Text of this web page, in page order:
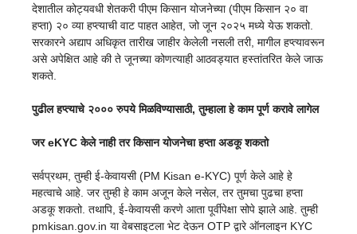
देशातील कोट्यवधी शेतकरी पीएम किसान योजनेच्या (पीएम किसान २० वा
हप्ता) २० व्या हप्त्याची वाट पाहत आहेत, जो जून २०२५ मध्ये येऊ शकतो.
सरकारने अद्याप अधिकृत तारीख जाहीर केलेली नसली तरी, मागील हप्त्यावरून
असे अपेक्षित आहे की ते जूनच्या कोणत्याही आठवड्यात हस्तांतरित केले जाऊ
शकते.
पुढील हप्त्याचे २००० रुपये मिळविण्यासाठी, तुम्हाला हे काम पूर्ण करावे लागेल
जर eKYC केले नाही तर किसान योजनेचा हप्ता अडकू शकतो
सर्वप्रथम, तुम्ही ई-केवायसी (PM Kisan e-KYC) पूर्ण केले आहे हे
महत्वाचे आहे. जर तुम्ही हे काम अजून केले नसेल, तर तुमचा पुढचा हप्ता
अडकू शकतो. तथापि, ई-केवायसी करणे आता पूर्वीपेक्षा सोपे झाले आहे. तुम्ही
pmkisan.gov.in या वेबसाइटला भेट देऊन OTP द्वारे ऑनलाइन KYC